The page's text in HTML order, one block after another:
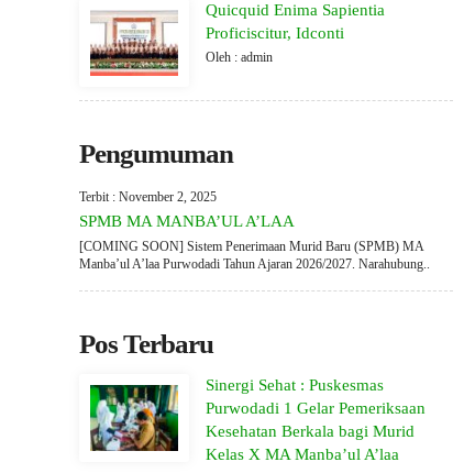
Quicquid Enima Sapientia
Proficiscitur, Idconti
Oleh : admin
Pengumuman
Terbit : November 2, 2025
SPMB MA MANBA’UL A’LAA
[COMING SOON] Sistem Penerimaan Murid Baru (SPMB) MA
Manba’ul A’laa Purwodadi Tahun Ajaran 2026/2027. Narahubung..
Pos Terbaru
Sinergi Sehat : Puskesmas
Purwodadi 1 Gelar Pemeriksaan
Kesehatan Berkala bagi Murid
Kelas X MA Manba’ul A’laa